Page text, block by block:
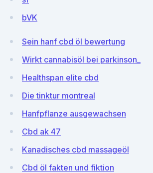
bVK
Sein hanf cbd öl bewertung
Wirkt cannabisöl bei parkinson_
Healthspan elite cbd
Die tinktur montreal
Hanfpflanze ausgewachsen
Cbd ak 47
Kanadisches cbd massageöl
Cbd öl fakten und fiktion